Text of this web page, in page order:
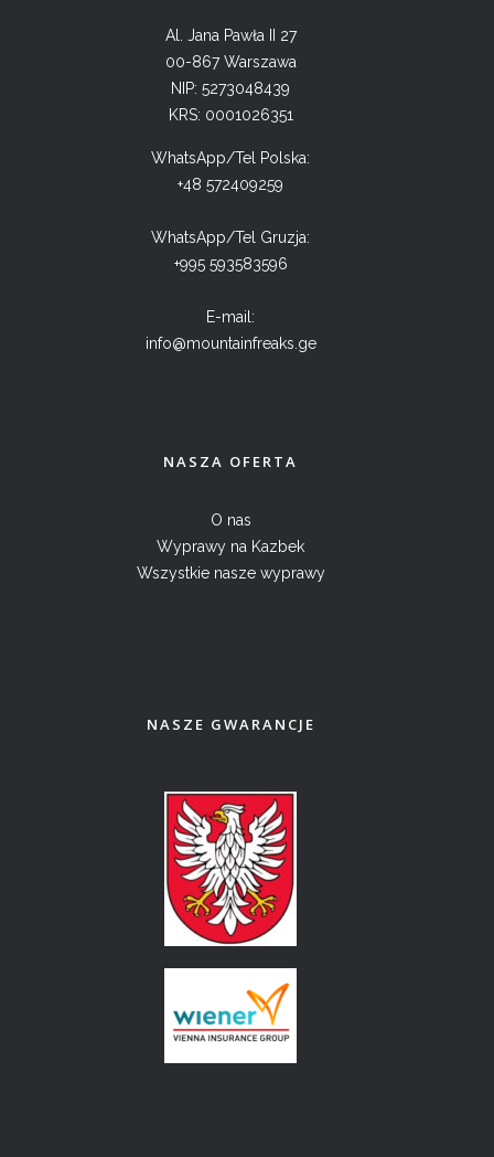
Al. Jana Pawła II 27
00-867 Warszawa
NIP: 5273048439
KRS: 0001026351
WhatsApp/Tel Polska:
+48 572409259
WhatsApp/Tel Gruzja:
+995 593583596
E-mail:
info@mountainfreaks.ge
NASZA OFERTA
O nas
Wyprawy na Kazbek
Wszystkie nasze wyprawy
NASZE GWARANCJE